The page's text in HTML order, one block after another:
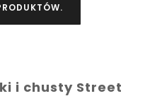
i chusty Street